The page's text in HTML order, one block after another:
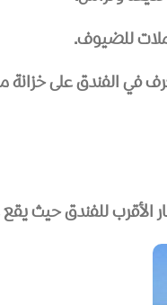
في الفندق على